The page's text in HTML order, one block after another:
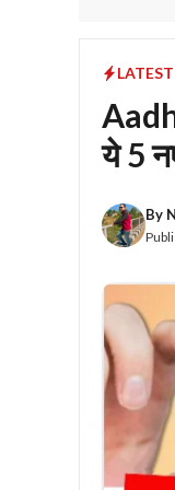
ये 5
By